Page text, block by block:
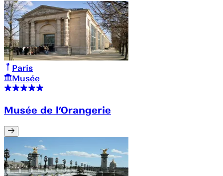
Paris
Musée
Musée de l’Orangerie